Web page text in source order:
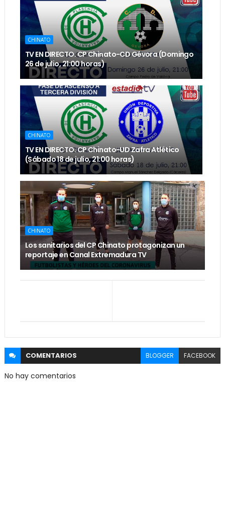
CHINATO
TV EN DIRECTO. CP Chinato-CD Gévora (Domingo
26 de julio, 21:00 horas)
CHINATO
TV EN DIRECTO. CP Chinato-UD Zafra Atlético
(Sábado 18 de julio, 21:00 horas)
CHINATO
Los sanitarios del CP Chinato protagonizan un
reportaje en Canal Extremadura TV
COMENTARIOS BLOGGER FACEBOOK
No hay comentarios